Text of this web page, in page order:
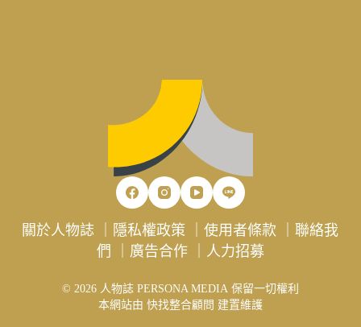
關於人物誌 隱私權政策 ｜使用者條款 ｜聯絡我
們
廣告合作｜ 人力招募
© 2026 人物誌 PERSONA MEDIA 保留一切權利
本網站由 快找整合顧問 建置維護